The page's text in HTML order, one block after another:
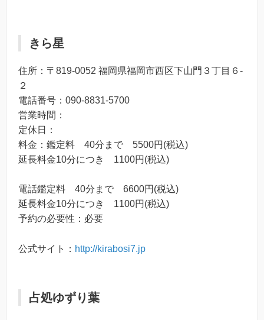
きら星
住所：〒819-0052 福岡県福岡市西区下山門３丁目６-
２
電話番号：090-8831-5700
営業時間：
定休日：
料金：鑑定料 40分まで 5500円(税込)
延長料金10分につき 1100円(税込)
電話鑑定料 40分まで 6600円(税込)
延長料金10分につき 1100円(税込)
予約の必要性：必要
公式サイト： http://kirabosi7.jp
占処ゆずり葉